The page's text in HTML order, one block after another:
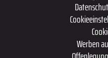
Werben